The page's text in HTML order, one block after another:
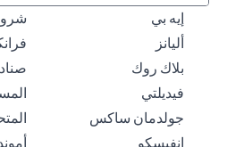
إيه بي
أليانز
بلاك روك opens in a new tab
فيديلتي opens in a new tab
جولدمان ساكس in a new tab
إنفيسكو opens in a new tab